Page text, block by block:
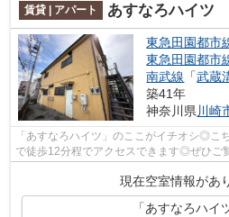
賃貸 | アパート あすなろハイツ
東急田園都市
東急田園都市
南武線 「武蔵
築41年
神奈川県川崎
「あすなろハイツ」のここがイチオシ◎こ
で徒歩12分程でアクセスできます◎ぜひご
現在空室情報があ
「あすなろハイ